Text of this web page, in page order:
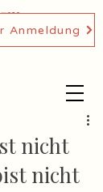
Anmeldung
nicht
nicht